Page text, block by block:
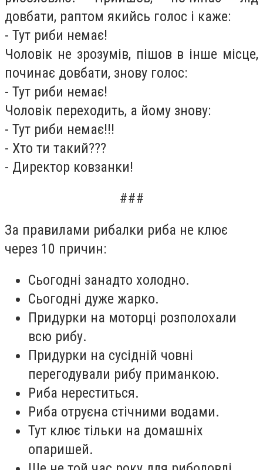
довбати, раптом якийсь голос і каже:
- Тут риби немає!
Чоловік не зрозумів, пішов в інше місце,
починає довбати, знову голос:
- Тут риби немає!
Чоловік переходить, а йому знову:
- Тут риби немає!!!
- Хто ти такий???
- Директор ковзанки!
###
За правилами рибалки риба не клює
через 10 причин:
Сьогодні занадто холодно.
Сьогодні дуже жарко.
Придурки на моторці розполохали
всю рибу.
Придурки на сусідній човні
перегодували рибу приманкою.
Риба нереститься.
Риба отруєна стічними водами.
Тут клює тільки на домашніх
опаришей.